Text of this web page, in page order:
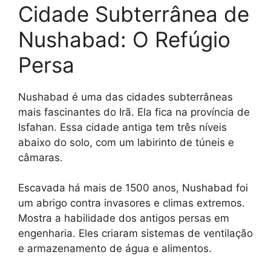
Cidade Subterrânea de
Nushabad: O Refúgio
Persa
Nushabad é uma das cidades subterrâneas
mais fascinantes do Irã. Ela fica na província de
Isfahan. Essa cidade antiga tem três níveis
abaixo do solo, com um labirinto de túneis e
câmaras.
Escavada há mais de 1500 anos, Nushabad foi
um abrigo contra invasores e climas extremos.
Mostra a habilidade dos antigos persas em
engenharia. Eles criaram sistemas de ventilação
e armazenamento de água e alimentos.